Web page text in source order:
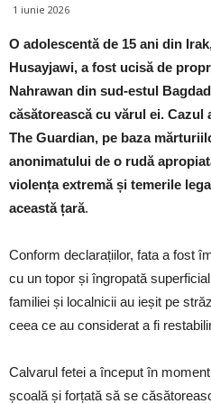
1 iunie 2026
O adolescentă de 15 ani din
Husayjawi, a fost ucisă de
Nahrawan din sud-estul
căsătorească cu vărul ei.
The Guardian, pe baza
anonimatului de o rudă
violența extremă și temerile
această țară.
Conform declarațiilor, fata a fost
cu un topor și îngropată
familiei și localnicii au ieșit pe
ceea ce au considerat a fi
Calvarul fetei a început în
școală și forțată să se